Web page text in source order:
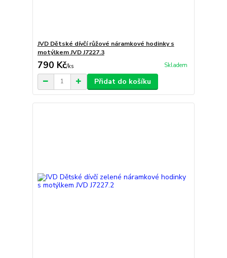
JVD Dětské dívčí růžové náramkové hodinky s
motýlkem JVD J7227.3
790 Kč/ks Skladem
Přidat do košíku